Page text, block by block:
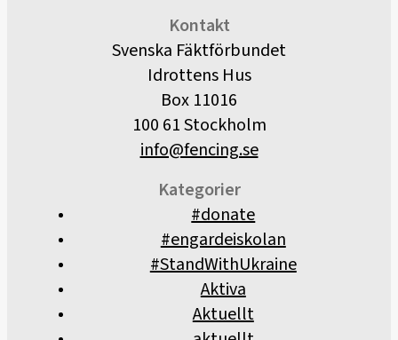
Kontakt
Svenska Fäktförbundet
Idrottens Hus
Box 11016
100 61 Stockholm
info@fencing.se
Kategorier
#donate
#engardeiskolan
#StandWithUkraine
Aktiva
Aktuellt